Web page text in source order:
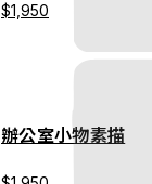
$1,950
辦公室小物素描